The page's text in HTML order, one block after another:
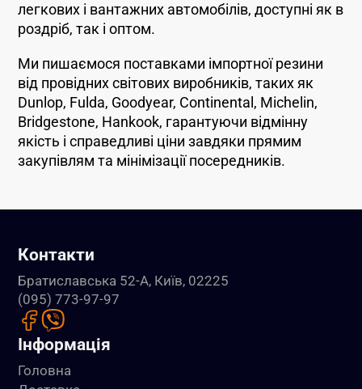
легкових і вантажних автомобілів, доступні як в
роздріб, так і оптом.
Ми пишаємося поставками імпортної резини
від провідних світових виробників, таких як
Dunlop, Fulda, Goodyear, Continental, Michelin,
Bridgestone, Hankook, гарантуючи відмінну
якість і справедливі ціни завдяки прямим
закупівлям та мінімізації посередників.
Контакти
Братиславська 52-А, Київ, 02225
(095) 773-97-97
Інформація
Головна